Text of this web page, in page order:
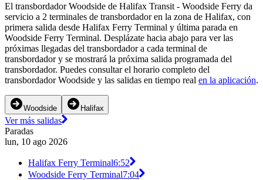
El transbordador Woodside de Halifax Transit - Woodside Ferry da
servicio a 2 terminales de transbordador en la zona de Halifax, con
primera salida desde Halifax Ferry Terminal y última parada en
Woodside Ferry Terminal. Desplázate hacia abajo para ver las
próximas llegadas del transbordador a cada terminal de
transbordador y se mostrará la próxima salida programada del
transbordador. Puedes consultar el horario completo del
transbordador Woodside y las salidas en tiempo real en la aplicación.
Woodside Halifax
Ver más salidas
Paradas
lun, 10 ago 2026
Halifax Ferry Terminal6:52
Woodside Ferry Terminal7:04